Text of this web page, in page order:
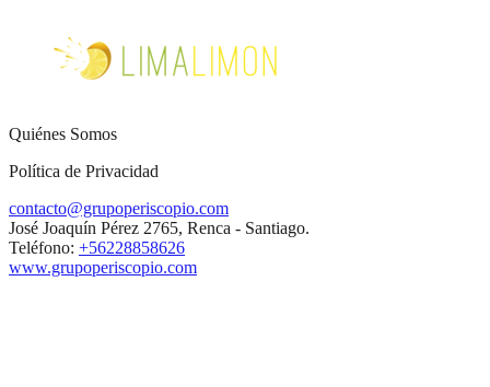
Quiénes Somos
Política de Privacidad
contacto@grupoperiscopio.com
José Joaquín Pérez 2765, Renca - Santiago.
Teléfono: +56228858626
www.grupoperiscopio.com